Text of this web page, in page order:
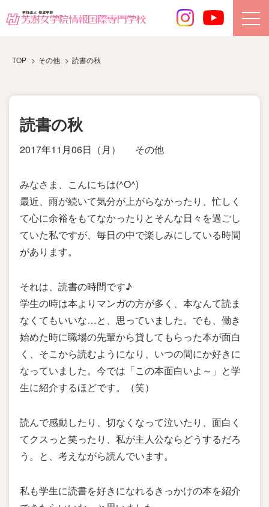
TOP その他 読書の秋
読書の秋
2017年11月06日（月） その他
みなさま、こんにちは(^O^)
最近、雨が続いて気分が上がらなかったり、忙しく
て心に余裕をもてなかったりとそんな日々を過ごし
ていた私ですが、毎日の中で楽しみにしている時間
があります。
それは、読書の時間です♪
学生の時は本よりマンガの方が多く、本なんて読ま
なくてもいいな…と、思っていました。でも、働き
始めた時に職場の先輩から貸してもらった本が面白
く、そこから読むようになり、いつの間にか好きに
なっていました。今では「この本面白いよ～」と学
生に紹介するほどです。（笑）
読んで感動したり、切なくなって泣いたり、面白く
てクスっと笑ったり、私が主人公ならどうするだろ
う。と、考えながら読んでいます。
私も学生に読書を好きになれるきっかけの本を紹介